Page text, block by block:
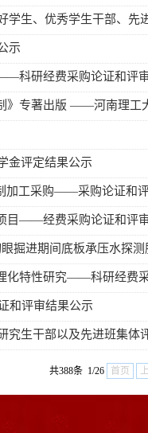
学生、优秀学生干部、先
示
科研经费采购论证和评
》专著出版 ——河南理工
金评定结果公示
加工采购——采购论证和
目——经费采购论证和评
掘进期间底板承压水探
化特性研究——科研经费
和评审结果公示
究生干部以及先进班集体
共388条 1/26 首页